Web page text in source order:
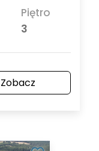
Piętro
3
Zobacz